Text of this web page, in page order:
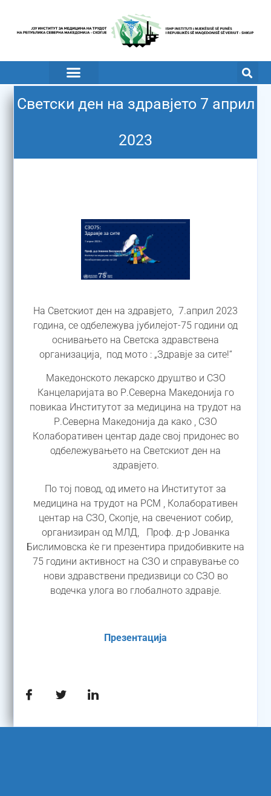
Светски ден на здравјето 7 април
2023
На Светскиот ден на здравјето, 7.април 2023
година, се одбележува јубилејот-75 години од
оснивањето на Светска здравствена
организација, под мото : „Здравје за сите!“
Македонското лекарско друштво и СЗО
Канцеларијата во Р.Северна Македонија го
повикаа Институтот за медицина на трудот на
Р.Северна Македонија да како , СЗО
Колаборативен центар даде свој придонес во
одбележувањето на Светскиот ден на
здравјето.
По тој повод, од името на Институтот за
медицина на трудот на РСМ , Колаборативен
центар на СЗО, Скопје, на свечениот собир,
организиран од МЛД, Проф. д-р Јованка
Бислимовска ќе ги презентира придобивките на
75 години активност на СЗО и справување со
нови здравствени предизвици со СЗО во
водечка улога во глобалното здравје.
Презентација